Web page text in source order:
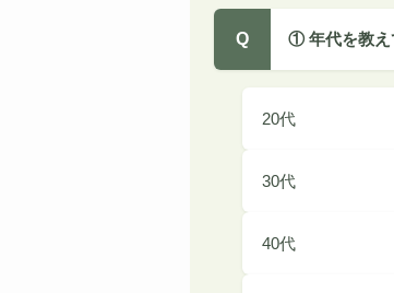
Q ① 年代を教え
20代
30代
40代